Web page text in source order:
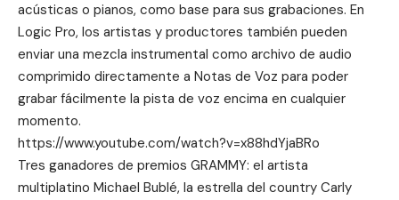
acústicas o pianos, como base para sus grabaciones. En
Logic Pro, los artistas y productores también pueden
enviar una mezcla instrumental como archivo de audio
comprimido directamente a Notas de Voz para poder
grabar fácilmente la pista de voz encima en cualquier
momento.
https://www.youtube.com/watch?v=x88hdYjaBRo
Tres ganadores de premios GRAMMY: el artista
multiplatino Michael Bublé, la estrella del country Carly